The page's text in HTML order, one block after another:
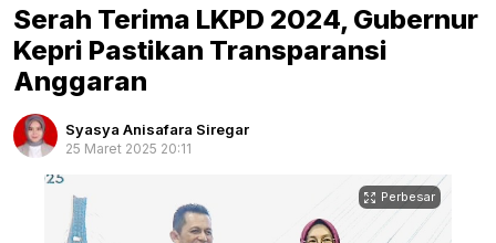
Serah Terima LKPD 2024, Gubernur
Kepri Pastikan Transparansi
Anggaran
Syasya Anisafara Siregar
25 Maret 2025 20:11
Perbesar